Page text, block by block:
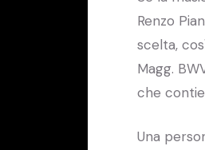
Renzo
scelta,
Magg.
che
Una